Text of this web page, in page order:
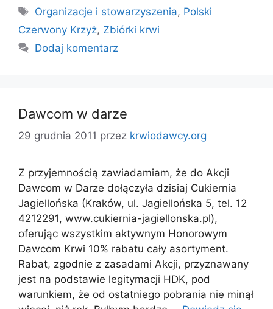
Tagi
Organizacje i stowarzyszenia, Polski
Czerwony Krzyż, Zbiórki krwi
Dodaj komentarz
Dawcom w darze
29 grudnia 2011 przez krwiodawcy.org
Z przyjemnością zawiadamiam, że do Akcji
Dawcom w Darze dołączyła dzisiaj Cukiernia
Jagiellońska (Kraków, ul. Jagiellońska 5, tel. 12
4212291, www.cukiernia-jagiellonska.pl),
oferując wszystkim aktywnym Honorowym
Dawcom Krwi 10% rabatu cały asortyment.
Rabat, zgodnie z zasadami Akcji, przyznawany
jest na podstawie legitymacji HDK, pod
warunkiem, że od ostatniego pobrania nie minął